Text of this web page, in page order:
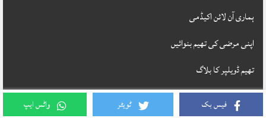
فیس بک ٹویٹر واٹس ایپ
ہماری آن لائن اکیڈمی
اپنی مرضی کی تھیم بنوائیں
تھیم ڈویلپر کا بلاگ
Theme Designed & Developed By STYLOTHEMES